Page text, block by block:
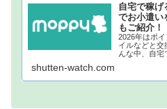
自宅で稼げ
でお小遣い
もご紹介！
2026年はポ
イルなどと交
んな中、自宅
ー」が注目
自宅でポイ
shutten-watch.com